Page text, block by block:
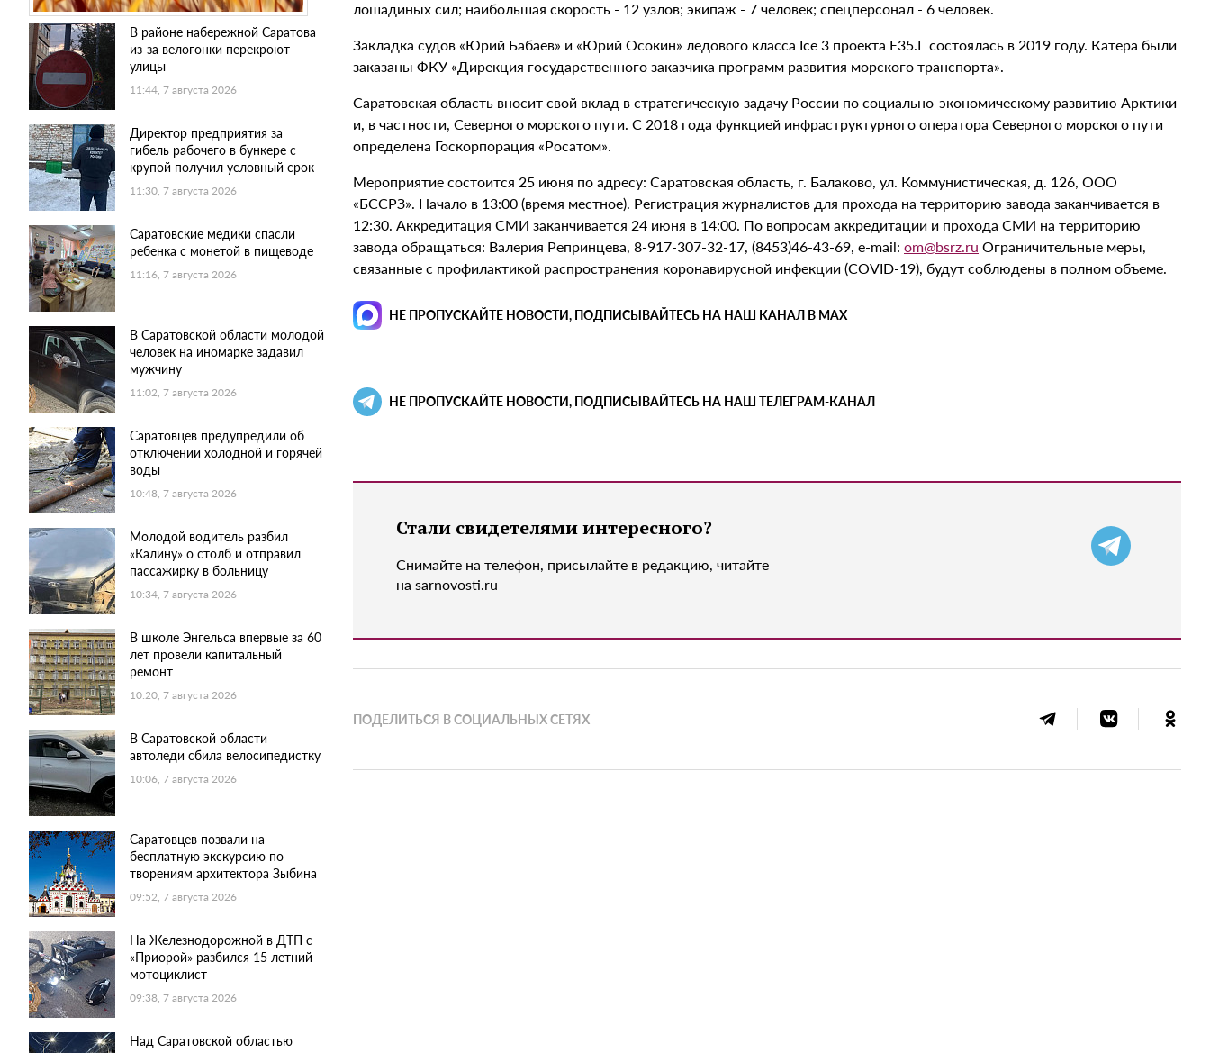
В районе набережной Саратова
из-за велогонки перекроют
улицы
11:44, 7 августа 2026
Директор предприятия за
гибель рабочего в бункере с
крупой получил условный срок
11:30, 7 августа 2026
Саратовские медики спасли
ребенка с монетой в пищеводе
11:16, 7 августа 2026
В Саратовской области молодой
человек на иномарке задавил
мужчину
11:02, 7 августа 2026
Саратовцев предупредили об
отключении холодной и горячей
воды
10:48, 7 августа 2026
Молодой водитель разбил
«Калину» о столб и отправил
пассажирку в больницу
10:34, 7 августа 2026
В школе Энгельса впервые за 60
лет провели капитальный
ремонт
10:20, 7 августа 2026
В Саратовской области
автоледи сбила велосипедистку
10:06, 7 августа 2026
Саратовцев позвали на
бесплатную экскурсию по
творениям архитектора Зыбина
09:52, 7 августа 2026
На Железнодорожной в ДТП с
«Приорой» разбился 15-летний
мотоциклист
09:38, 7 августа 2026
Над Саратовской областью
лошадиных сил; наибольшая скорость - 12 узлов; экипаж - 7 человек; спецперсонал - 6 человек.
Закладка судов «Юрий Бабаев» и «Юрий Осокин» ледового класса Ice 3 проекта Е35.Г состоялась в 2019 году. Катера были
заказаны ФКУ «Дирекция государственного заказчика программ развития морского транспорта».
Саратовская область вносит свой вклад в стратегическую задачу России по социально-экономическому развитию Арктики
и, в частности, Северного морского пути. С 2018 года функцией инфраструктурного оператора Северного морского пути
определена Госкорпорация «Росатом».
Мероприятие состоится 25 июня по адресу: Саратовская область, г. Балаково, ул. Коммунистическая, д. 126, ООО
«БССРЗ». Начало в 13:00 (время местное). Регистрация журналистов для прохода на территорию завода заканчивается в
12:30. Аккредитация СМИ заканчивается 24 июня в 14:00. По вопросам аккредитации и прохода СМИ на территорию
завода обращаться: Валерия Репринцева, 8-917-307-32-17, (8453)46-43-69, e-mail: om@bsrz.ru Ограничительные меры,
связанные с профилактикой распространения коронавирусной инфекции (COVID-19), будут соблюдены в полном объеме.
НЕ ПРОПУСКАЙТЕ НОВОСТИ, ПОДПИСЫВАЙТЕСЬ НА НАШ КАНАЛ В MAX
НЕ ПРОПУСКАЙТЕ НОВОСТИ, ПОДПИСЫВАЙТЕСЬ НА НАШ ТЕЛЕГРАМ-КАНАЛ
Стали свидетелями интересного?
Снимайте на телефон, присылайте в редакцию, читайте
на sarnovosti.ru
ПОДЕЛИТЬСЯ В СОЦИАЛЬНЫХ СЕТЯХ